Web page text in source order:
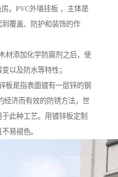
。PVC外墙挂板 ，主体是
覆盖、防护和装饰的作
材添加化学防腐剂之后，使
以及防水等特性；
板是指表面镀有一层锌的钢
经济而有效的防锈方法，世
此种工艺。用镀锌板定制
易褪色。